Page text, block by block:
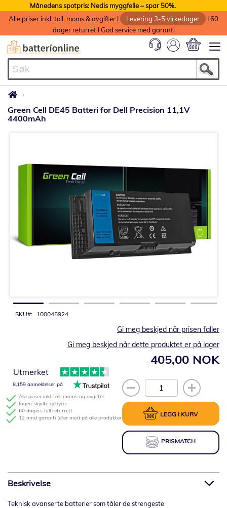
Månedens spotpris: Nedis myggfelle – spar 50%.
Alle priser inkl. toll, moms & avgifter I
Levering 3-5 virkedager
I 60
dager returret I God service med garanti
Green Cell DE45 Batteri for Dell Precision 11,1V
4400mAh
SKU 100045924
405,00 NOK
Gi meg beskjed når prisen faller
Gi meg beskjed når dette produktet er på lager
LEGG I KURV
PRISMATCH
Alle priser inkl. toll, moms og avgifter
Ingen skjulte gebyrer
60 dagers full returrett
12 mnd garanti (eller mer) på alle produkter
Utmerket
8,159 anmeldelser på
bildegalleri
Beskrivelse
Teknisk avanserte batterier som tåler de strengeste